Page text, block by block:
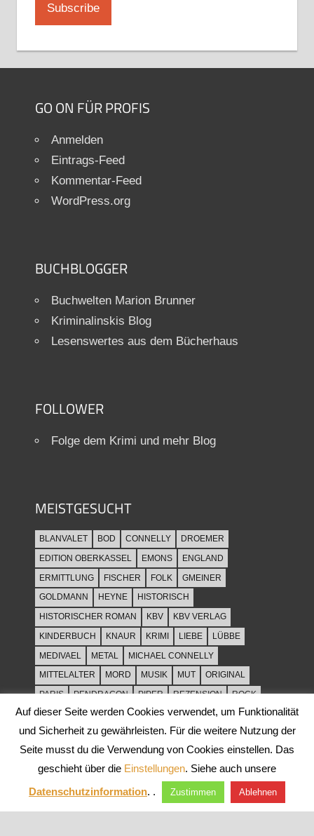
GO ON FÜR PROFIS
Anmelden
Eintrags-Feed
Kommentar-Feed
WordPress.org
BUCHBLOGGER
Buchwelten Marion Brunner
Kriminalinskis Blog
Lesenswertes aus dem Bücherhaus
FOLLOWER
Folge dem Krimi und mehr Blog
MEISTGESUCHT
BLANVALET BOD CONNELLY
DROEMER
EDITION OBERKASSEL
EMONS
ENGLAND
ERMITTLUNG
FISCHER FOLK
GMEINER
GOLDMANN
HEYNE
HISTORISCH
HISTORISCHER ROMAN
KBV
KBV VERLAG
KINDERBUCH
KNAUR KRIMI LIEBE
LÜBBE
MEDIVAEL
METAL
MICHAEL CONNELLY
MITTELALTER
MORD MUSIK MUT
ORIGINAL
PARIS
PENDRAGON PIPER REZENSION
ROCK
ROCKMUSIK
ROMAN ROWOHLT
SACHBUCH
SPANNUNG
SYLT THRILLER TOD
ULLSTEIN
WEIHNACHT
Auf dieser Seite werden Cookies verwendet, um Funktionalität
und Sicherheit zu gewährleisten. Für die weitere Nutzung der
Seite musst du die Verwendung von Cookies einstellen. Das
geschieht über die Einstellungen. Siehe auch unsere
Datenschutzinformation. . Zustimmen Ablehnen